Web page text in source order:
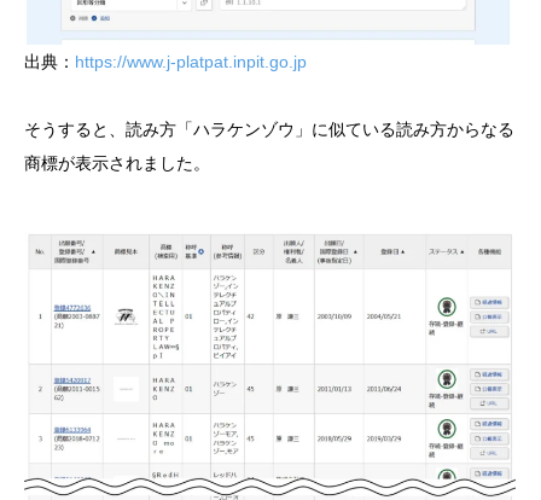
出典： https://www.j-platpat.inpit.go.jp
そうすると、読み方「ハラケンゾウ」に似ている読み方からなる
商標が表示されました。